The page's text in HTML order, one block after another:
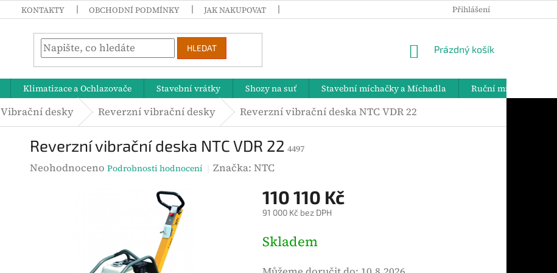
KONTAKTY OBCHODNÍ PODMÍNKY JAK NAKUPOVAT DOPRAVA A PLATBY
Přihlášení
HLEDAT
NÁKUPNÍ
Prázdný košík
Klimatizace a Ochlazovače Stavební vrátky Shozy na suť Stavební míchačky a Míchadla Ruční míchadla
Vibrační desky Reverzní vibrační desky Reverzní vibrační deska NTC VDR 22
Reverzní vibrační deska NTC VDR 22 4497
P
Neohodnoceno Podrobnosti hodnocení Značka:NTC
110 110 Kč
91 000 Kč bez DPH
ě
Skladem